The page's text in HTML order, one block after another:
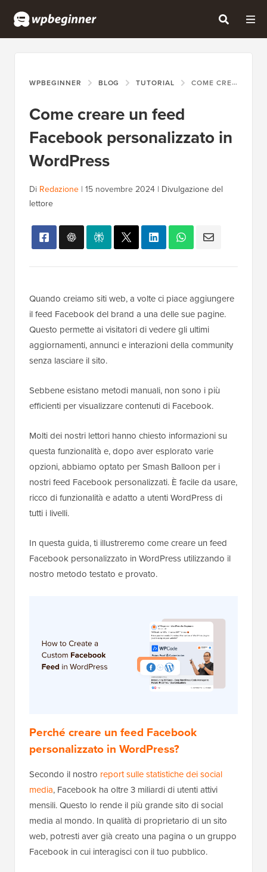
WPBEGINNER BLOG TUTORIAL COME CREARE UN FEED FACEBOOK PERSONALIZZATO IN WORDPRESS
Come creare un feed
Facebook personalizzato in
WordPress
Di Redazione | 15 novembre 2024 | Divulgazione del
lettore
Quando creiamo siti web, a volte ci piace aggiungere
il feed Facebook del brand a una delle sue pagine.
Questo permette ai visitatori di vedere gli ultimi
aggiornamenti, annunci e interazioni della community
senza lasciare il sito.
Sebbene esistano metodi manuali, non sono i più
efficienti per visualizzare contenuti di Facebook.
Molti dei nostri lettori hanno chiesto informazioni su
questa funzionalità e, dopo aver esplorato varie
opzioni, abbiamo optato per Smash Balloon per i
nostri feed Facebook personalizzati. È facile da usare,
ricco di funzionalità e adatto a utenti WordPress di
tutti i livelli.
In questa guida, ti illustreremo come creare un feed
Facebook personalizzato in WordPress utilizzando il
nostro metodo testato e provato.
Perché creare un feed Facebook
personalizzato in WordPress?
Secondo il nostro report sulle statistiche dei social
media, Facebook ha oltre 3 miliardi di utenti attivi
mensili. Questo lo rende il più grande sito di social
media al mondo. In qualità di proprietario di un sito
web, potresti aver già creato una pagina o un gruppo
Facebook in cui interagisci con il tuo pubblico.